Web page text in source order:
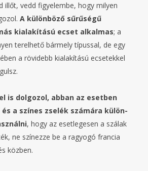
illőt, vedd figyelembe, hogy milyen
A különböző sűrűségű
kialakítású ecset alkalmas; a
terelhető bármely típussal, de egy
a rövidebb kialakítású ecsetekkel
is dolgozol, abban az esetben
a színes zselék számára külön-
, hogy az esetlegesen a szálak
ne színezze be a ragyogó francia
közben.